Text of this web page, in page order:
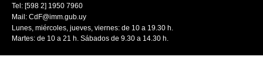
Tel: [598 2] 1950 7960
Mail: CdF@imm.gub.uy
Lunes, miércoles, jueves, viernes: de 10 a 19.30 h.
Martes: de 10 a 21 h. Sábados de 9.30 a 14.30 h.